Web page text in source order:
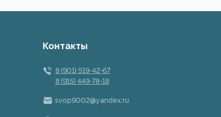
Контакты
8 (901) 519-42-67
8 (915) 449-78-18
svop9002@yandex.ru